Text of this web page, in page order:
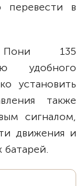
перевести в
Пони 135
удобного
установить
также
сигналом,
движения и
батарей.